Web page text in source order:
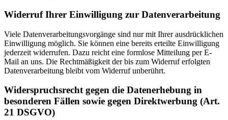
Widerruf Ihrer Einwilligung zur Datenverarbeitung
Viele Datenverarbeitungsvorgänge sind nur mit Ihrer ausdrücklichen
Einwilligung möglich. Sie können eine bereits erteilte Einwilligung
jederzeit widerrufen. Dazu reicht eine formlose Mitteilung per E-
Mail an uns. Die Rechtmäßigkeit der bis zum Widerruf erfolgten
Datenverarbeitung bleibt vom Widerruf unberührt.
Widerspruchsrecht gegen die Datenerhebung in
besonderen Fällen sowie gegen Direktwerbung (Art.
21 DSGVO)